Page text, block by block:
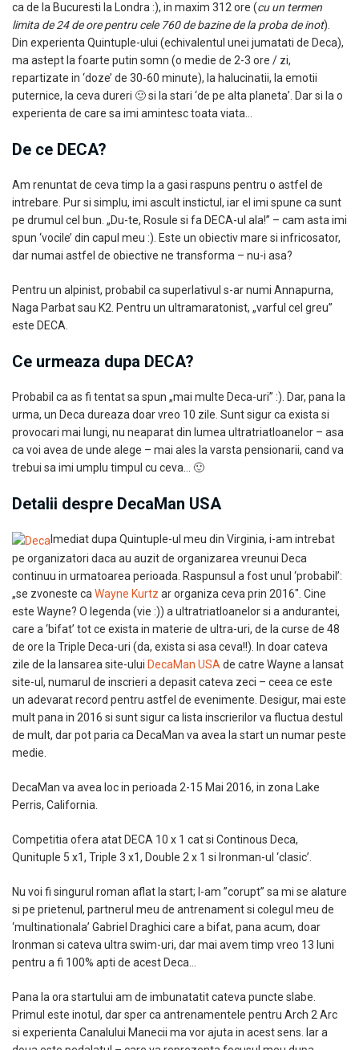
ca de la Bucuresti la Londra :), in maxim 312 ore (cu un termen
limita de 24 de ore pentru cele 760 de bazine de la proba de inot).
Din experienta Quintuple-ului (echivalentul unei jumatati de Deca),
ma astept la foarte putin somn (o medie de 2-3 ore / zi,
repartizate in ‘doze’ de 30-60 minute), la halucinatii, la emotii
puternice, la ceva dureri 🙂 si la stari ‘de pe alta planeta’. Dar si la o
experienta de care sa imi amintesc toata viata…
De ce DECA?
Am renuntat de ceva timp la a gasi raspuns pentru o astfel de
intrebare. Pur si simplu, imi ascult instictul, iar el imi spune ca sunt
pe drumul cel bun. „Du-te, Rosule si fa DECA-ul ala!” – cam asta imi
spun ‘vocile’ din capul meu :). Este un obiectiv mare si infricosator,
dar numai astfel de obiective ne transforma – nu-i asa?
Pentru un alpinist, probabil ca superlativul s-ar numi Annapurna,
Naga Parbat sau K2. Pentru un ultramaratonist, „varful cel greu”
este DECA.
Ce urmeaza dupa DECA?
Probabil ca as fi tentat sa spun „mai multe Deca-uri” :). Dar, pana la
urma, un Deca dureaza doar vreo 10 zile. Sunt sigur ca exista si
provocari mai lungi, nu neaparat din lumea ultratriatloanelor – asa
ca voi avea de unde alege – mai ales la varsta pensionarii, cand va
trebui sa imi umplu timpul cu ceva… 🙂
Detalii despre DecaMan USA
Imediat dupa Quintuple-ul meu din Virginia, i-am intrebat
pe organizatori daca au auzit de organizarea vreunui Deca
continuu in urmatoarea perioada. Raspunsul a fost unul ‘probabil’:
„se zvoneste ca Wayne Kurtz ar organiza ceva prin 2016″. Cine
este Wayne? O legenda (vie :)) a ultratriatloanelor si a andurantei,
care a ‘bifat’ tot ce exista in materie de ultra-uri, de la curse de 48
de ore la Triple Deca-uri (da, exista si asa ceva!!). In doar cateva
zile de la lansarea site-ului DecaMan USA de catre Wayne a lansat
site-ul, numarul de inscrieri a depasit cateva zeci – ceea ce este
un adevarat record pentru astfel de evenimente. Desigur, mai este
mult pana in 2016 si sunt sigur ca lista inscrierilor va fluctua destul
de mult, dar pot paria ca DecaMan va avea la start un numar peste
medie.
DecaMan va avea loc in perioada 2-15 Mai 2016, in zona Lake
Perris, California.
Competitia ofera atat DECA 10 x 1 cat si Continous Deca,
Qunituple 5 x1, Triple 3 x1, Double 2 x 1 si Ironman-ul ‘clasic’.
Nu voi fi singurul roman aflat la start; l-am ”corupt” sa mi se alature
si pe prietenul, partnerul meu de antrenament si colegul meu de
‘multinationala’ Gabriel Draghici care a bifat, pana acum, doar
Ironman si cateva ultra swim-uri, dar mai avem timp vreo 13 luni
pentru a fi 100% apti de acest Deca…
Pana la ora startului am de imbunatatit cateva puncte slabe.
Primul este inotul, dar sper ca antrenamentele pentru Arch 2 Arc
si experienta Canalului Manecii ma vor ajuta in acest sens. Iar a